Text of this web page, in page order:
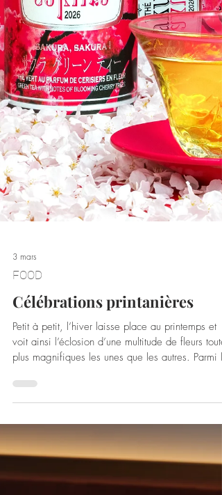
3 mars
FOOD
Célébrations printanières
Petit à petit, l’hiver laisse place au printemps et
voit ainsi l’éclosion d’une multitude de fleurs